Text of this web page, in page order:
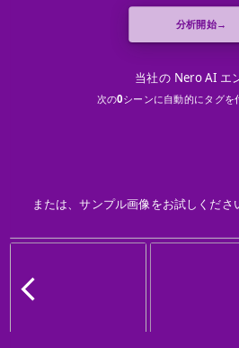
分析開始→
当社の Nero AI エ
次の0シーンに自動的にタグを
または、サンプル画像をお試しくだ